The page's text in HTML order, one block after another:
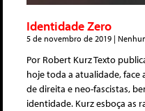
Identidade Zero
5 de novembro de 2019
Por Robert Kurz Texto
hoje toda a atualidade,
de direita e neo-fascistas,
identidade. Kurz esboça as